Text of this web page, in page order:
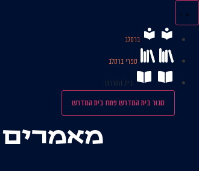
לתוכן
ברסלב
ספרי ברסלב
בית המדרש
סגור בית המדרשפתח בית המדרש
מאמרים